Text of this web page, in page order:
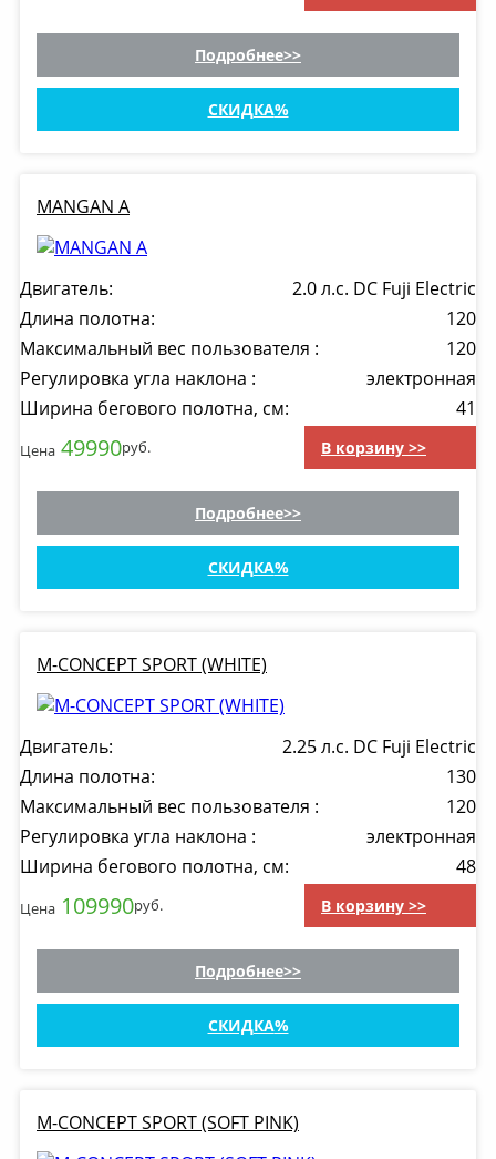
Подробнее
СКИДКА
MANGAN A
Двигатель:
2.0 л.с. DC Fuji Electric
Длина полотна:
120
Максимальный вес пользователя :
120
Регулировка угла наклона :
электронная
Ширина бегового полотна, см:
41
Цена 49990руб. В корзину >>
Подробнее
СКИДКА
M-CONCEPT SPORT (WHITE)
Двигатель:
2.25 л.с. DC Fuji Electric
Длина полотна:
130
Максимальный вес пользователя :
120
Регулировка угла наклона :
электронная
Ширина бегового полотна, см:
48
Цена 109990руб. В корзину >>
Подробнее
СКИДКА
M-CONCEPT SPORT (SOFT PINK)